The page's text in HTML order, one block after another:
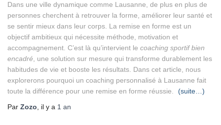
Dans une ville dynamique comme Lausanne, de plus en plus de
personnes cherchent à retrouver la forme, améliorer leur santé et
se sentir mieux dans leur corps. La remise en forme est un
objectif ambitieux qui nécessite méthode, motivation et
accompagnement. C’est là qu’intervient le coaching sportif bien
encadré, une solution sur mesure qui transforme durablement les
habitudes de vie et booste les résultats. Dans cet article, nous
explorerons pourquoi un coaching personnalisé à Lausanne fait
toute la différence pour une remise en forme réussie.
(suite…)
Par Zozo, il y a 1 an